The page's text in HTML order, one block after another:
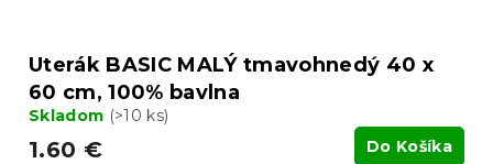
Uterák BASIC MALÝ tmavohnedý 40 x
60 cm, 100% bavlna
Skladom (>10 ks)
1.60 € Do Košíka